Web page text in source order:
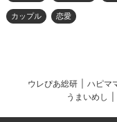
カップル 恋愛
ウレぴあ総研 ハピマ
うまいめし